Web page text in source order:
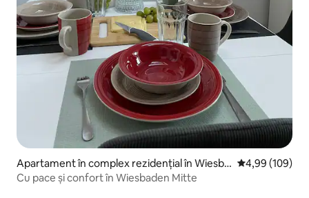
Apartament în complex rezidențial în Wiesba
den
Scor mediu de
4,99 (109)
Cu pace și confort în Wiesbaden Mitte